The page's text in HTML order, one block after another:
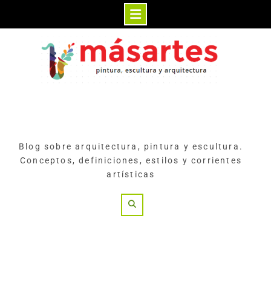
Blog sobre arquitectura, pintura y escultura.
Conceptos, definiciones, estilos y corrientes
artísticas